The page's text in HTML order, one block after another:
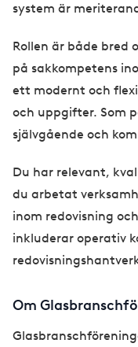
system är
Rollen är både bred
på sakkompetens
ett modernt och
och uppgifter. Som
självgående och
Du har relevant,
du arbetat
inom redovisning
inkluderar operativ
Om